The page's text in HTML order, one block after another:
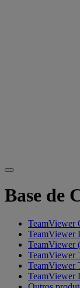
Base de
TeamViewer
TeamViewer
TeamViewer
TeamViewer
TeamViewer
TeamViewer